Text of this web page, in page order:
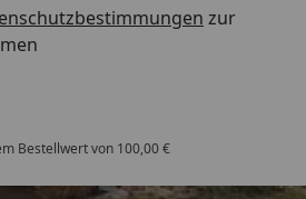
zur
Bestellwert von 100,00 €